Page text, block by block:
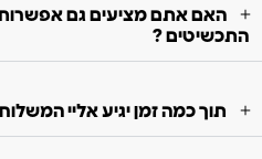
האם אתם מציעים גם
התכשיטים ?
תוך כמה זמן יגיע אליי